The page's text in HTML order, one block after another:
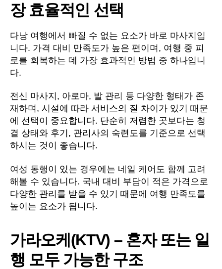
장 효율적인 선택
다낭 여행에서 빠질 수 없는 요소가 바로 마사지입
니다. 가격 대비 만족도가 높은 편이며, 여행 중 피
로를 회복하는 데 가장 효과적인 방법 중 하나입니
다.
전신 마사지, 아로마, 발 관리 등 다양한 형태가 존
재하며, 시설에 따라 서비스의 질 차이가 있기 때문
에 선택이 중요합니다. 단순히 저렴한 곳보다는 청
결 상태와 후기, 관리사의 숙련도를 기준으로 선택
하시는 것이 좋습니다.
여성 동행이 있는 경우에는 네일 케어도 함께 고려
해볼 수 있습니다. 국내 대비 부담이 적은 가격으로
다양한 관리를 받을 수 있기 때문에 여행 만족도를
높이는 요소가 됩니다.
가라오케(KTV) – 혼자 또는 일
행 모두 가능한 구조